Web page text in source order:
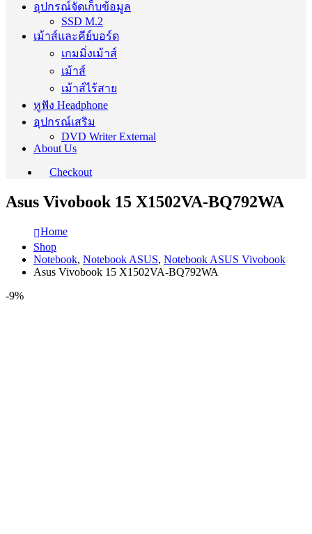
อุปกรณ์จัดเก็บข้อมูล
SSD M.2
เม้าส์และคีย์บอร์ด
เกมมิ่งเม้าส์
เม้าส์
เม้าส์ไร้สาย
หูฟัง Headphone
อุปกรณ์เสริม
DVD Writer External
About Us
Checkout
Asus Vivobook 15 X1502VA-BQ792WA
Home
Shop
Notebook, Notebook ASUS, Notebook ASUS Vivobook
Asus Vivobook 15 X1502VA-BQ792WA
-9%